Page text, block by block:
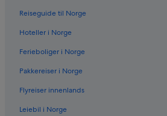
Reiseguide til Norge
Hoteller i Norge
Ferieboliger i Norge
Pakkereiser i Norge
Flyreiser innenlands
Leiebil i Norge